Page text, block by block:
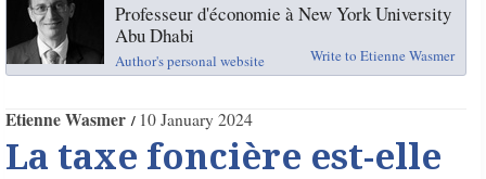
Professeur d'économie à New York University
Abu Dhabi
Author's personal website Write to Etienne Wasmer
Etienne Wasmer 10 January 2024
La taxe foncière est-elle